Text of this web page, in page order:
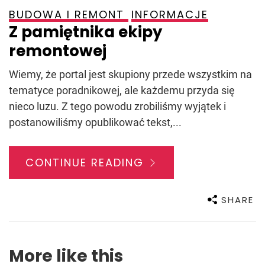
BUDOWA I REMONT INFORMACJE
Z pamiętnika ekipy
remontowej
Wiemy, że portal jest skupiony przede wszystkim na
tematyce poradnikowej, ale każdemu przyda się
nieco luzu. Z tego powodu zrobiliśmy wyjątek i
postanowiliśmy opublikować tekst,...
CONTINUE READING
SHARE
More like this